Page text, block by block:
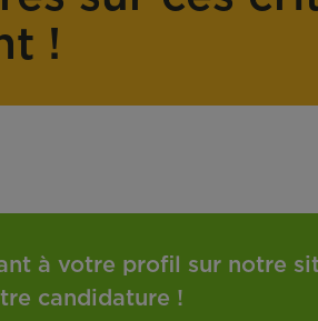
r
!
à votre profil sur notre
candidature !